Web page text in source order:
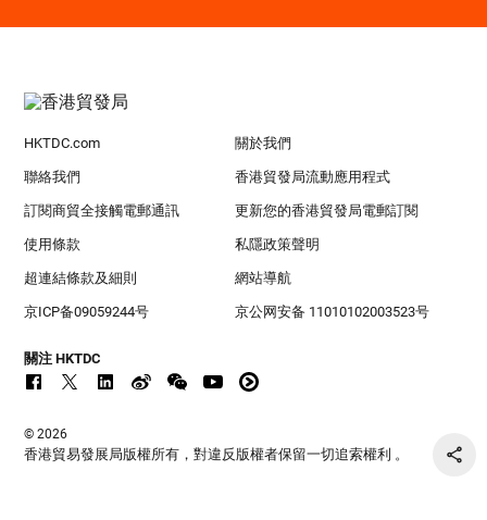
HKTDC.com 關於我們
聯絡我們 香港貿發局流動應用程式
訂閱商貿全接觸電郵通訊 更新您的香港貿發局電郵訂閱
使用條款 私隱政策聲明
超連結條款及細則 網站導航
京ICP备09059244号 京公网安备 11010102003523号
關注 HKTDC
© 2026
香港貿易發展局版權所有，對違反版權者保留一切追索權利 。